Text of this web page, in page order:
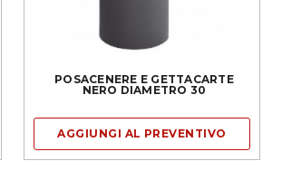
POSACENERE E GETTACARTE
NERO DIAMETRO 30
AGGIUNGI AL PREVENTIVO